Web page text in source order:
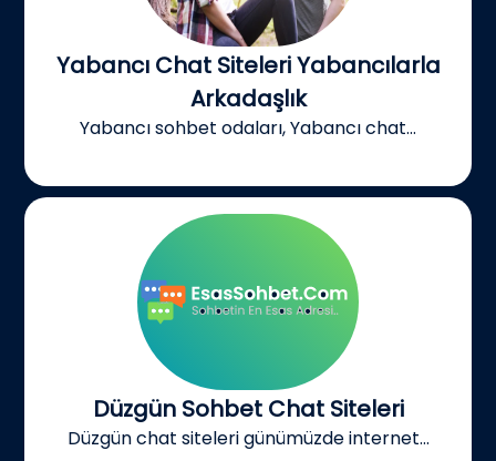
Yabancı Chat Siteleri Yabancılarla
Arkadaşlık
Yabancı sohbet odaları, Yabancı chat...
Düzgün Sohbet Chat Siteleri
Düzgün chat siteleri günümüzde internet...